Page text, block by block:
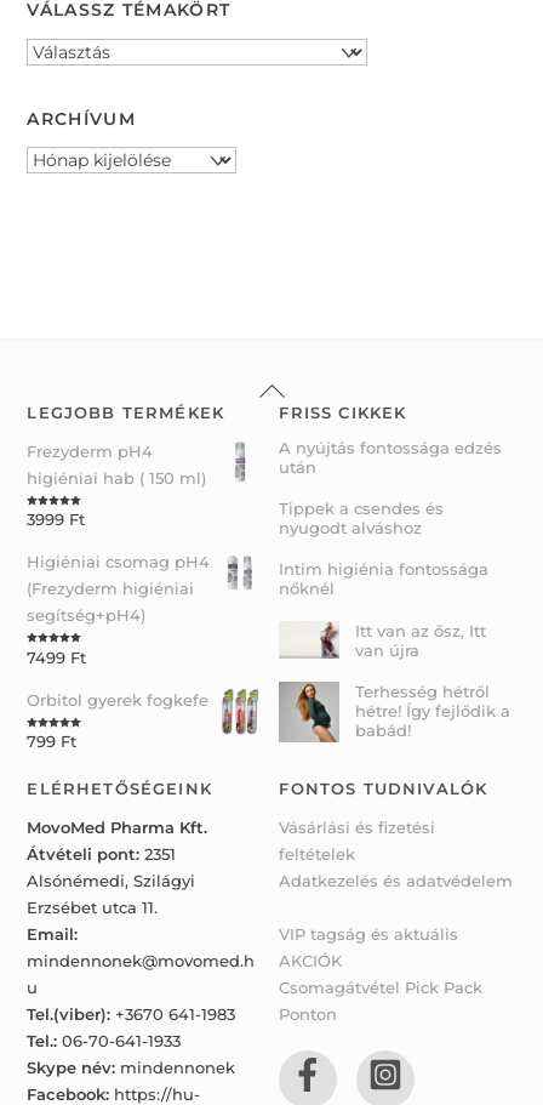
VÁLASSZ TÉMAKÖRT
ARCHÍVUM
Archívum
Back
To
LEGJOBB TERMÉKEK
Frezyderm pH4
higiéniai hab ( 150 ml)
Rated5.00
out of 5
3999 Ft
Higiéniai csomag pH4
(Frezyderm higiéniai
segítség+pH4)
Rated5.00
out of 5
7499 Ft
Orbitol gyerek fogkefe
Rated5.00
out of 5
799 Ft
FRISS CIKKEK
A nyújtás fontossága edzés
után
Tippek a csendes és
nyugodt alváshoz
Intim higiénia fontossága
nőknél
Itt van az ősz, Itt
van újra
Terhesség hétről
hétre! Így fejlődik a
babád!
ELÉRHETŐSÉGEINK
MovoMed Pharma Kft.
Átvételi pont: 2351
Alsónémedi, Szilágyi
Erzsébet utca 11.
Email:
mindennonek@movomed.h
u
Tel.(viber): +3670 641-1983
Tel.: 06-70-641-1933
Skype név: mindennonek
Facebook: https://hu-
FONTOS TUDNIVALÓK
Vásárlási és fizetési
feltételek
Adatkezelés és adatvédelem
VIP tagság és aktuális
AKCIÓK
Csomagátvétel Pick Pack
Ponton